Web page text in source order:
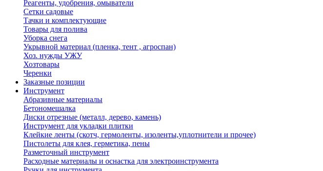
Реагенты, удобрения, омыватели
Сетки садовые
Тачки и комплектующие
Товары для полива
Уборка снега
Укрывной материал (пленка, тент , агроспан)
Хоз. нужды УЖУ
Хозтовары
Черенки
Заказные позиции
Инструмент
Абразивные материалы
Бетономешалка
Диски отрезные (металл, дерево, камень)
Инструмент для укладки плитки
Клейкие ленты (скотч, гермоленты, изоленты,уплотнители и прочее)
Пистолеты для клея, герметика, пены
Разметочный инструмент
Расходные материалы и оснастка для электроинструмента